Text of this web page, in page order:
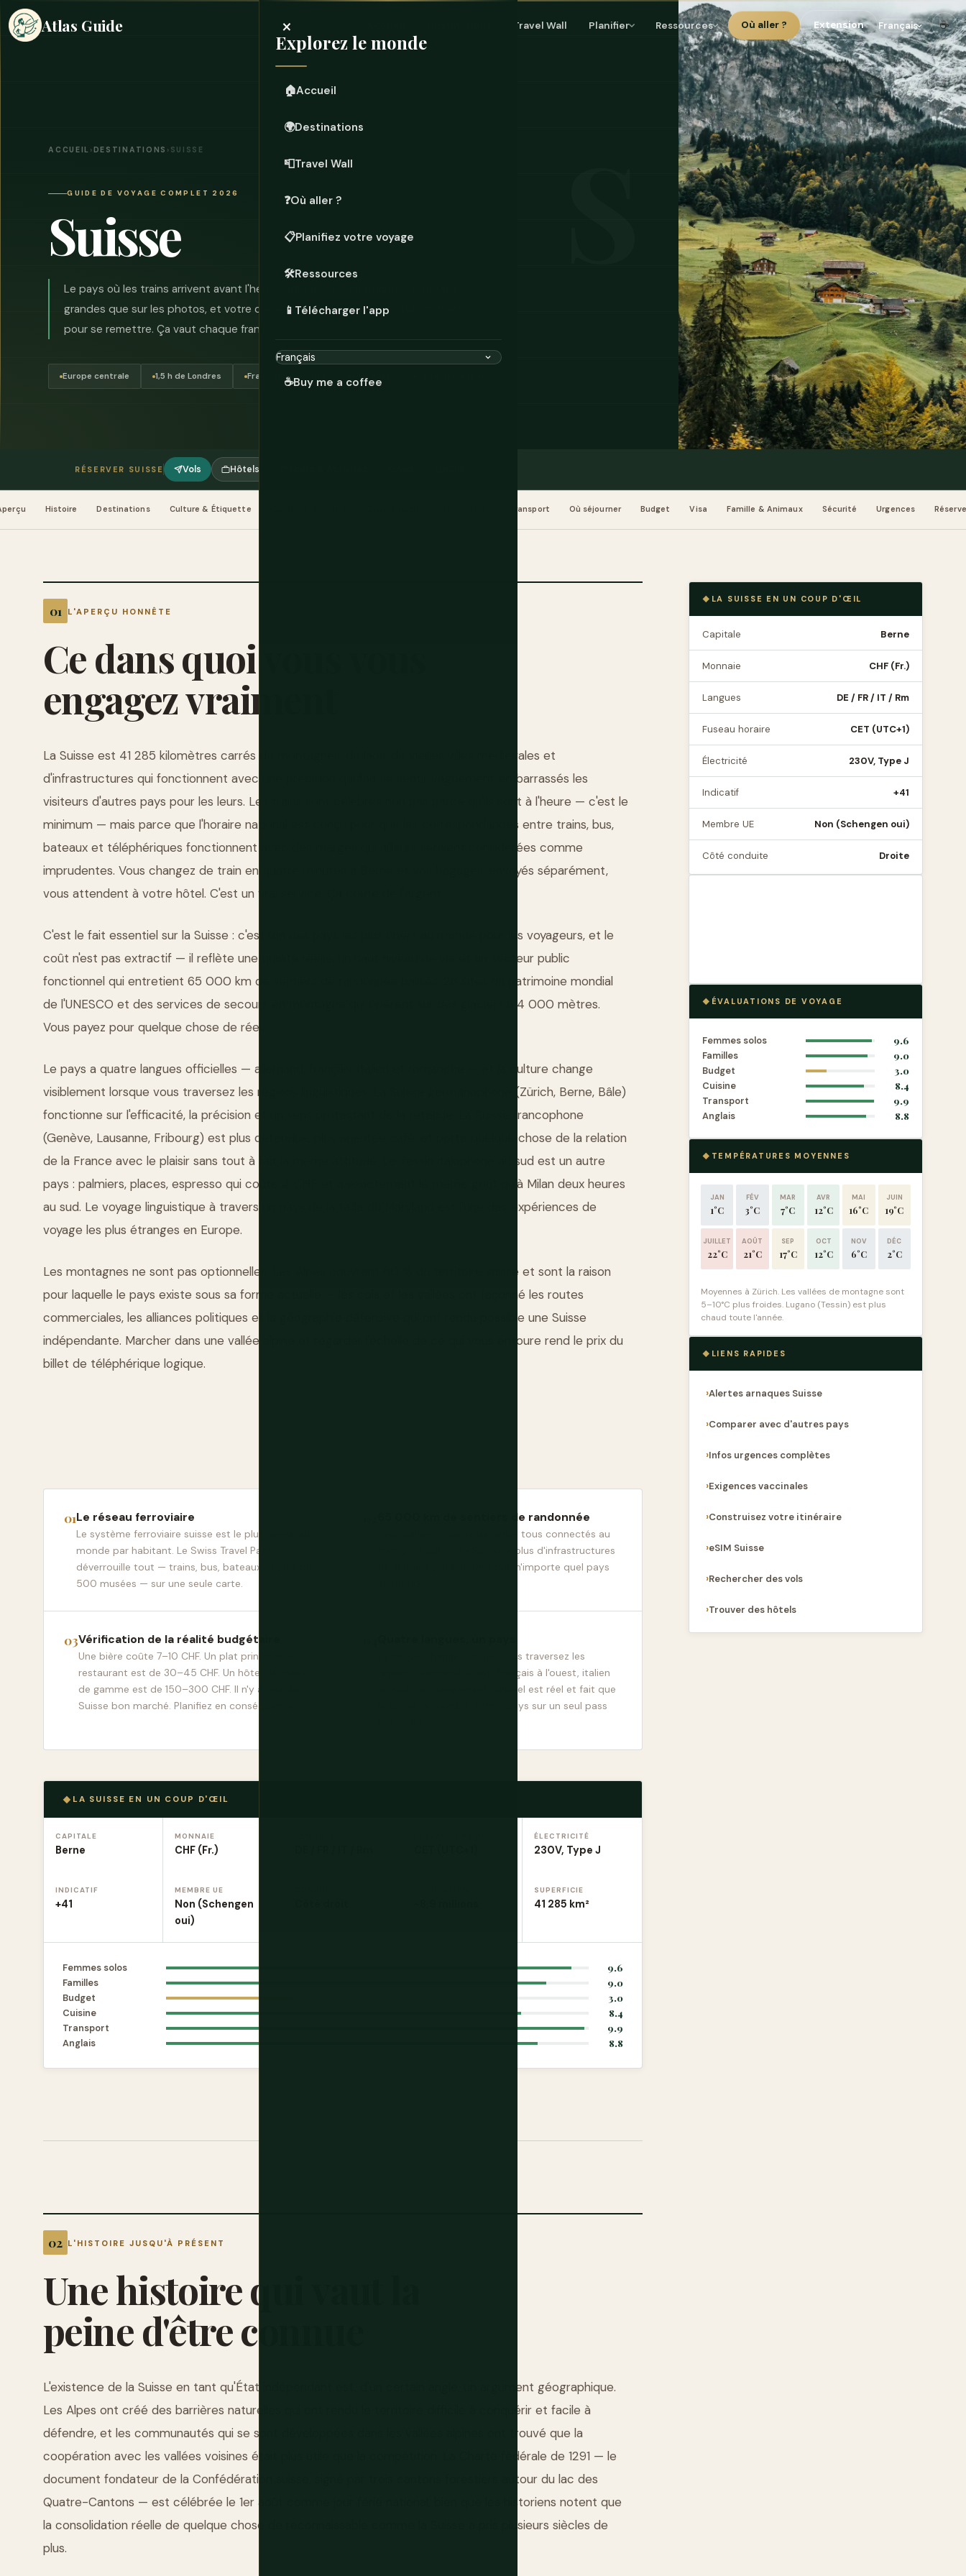
Atlas Guide Travel Wall Planifier Ressources Où aller ? Extension ☕
×
Explorez le monde
🏠Accueil
🌍Destinations
📮Travel Wall
❓Où aller ?
📋Planifiez votre voyage
🛠️Ressources
📱 Télécharger l'app
☕Buy me a coffee
ACCUEIL ›DESTINATIONS › SUISSE
GUIDE DE VOYAGE COMPLET 2026
Suisse
Le pays où les trains arrivent avant l'heure indiquée, les montagnes sont plus
grandes que sur les photos, et votre carte de crédit aura besoin d'un moment
pour se remettre. Ça vaut chaque franc.
Europe centrale 1,5 h de Londres Franc suisse (CHF) 4 langues
RÉSERVER SUISSE Vols Hôtels
Histoire Destinations Culture & Étiquette Transport Où séjourner Budget Visa Famille & Animaux Sécurité Urgences
L'APERÇU HONNÊTE
Cedansquoi
engagezvraiment
La Suisse est 41 285 kilomètres carrés de montagnes, de lacs, de vieilles villes médiévales et
d'infrastructures qui fonctionnent avec une précision qui fait se sentir vaguement embarrassés les
visiteurs d'autres pays pour les leurs. Les trains sont célèbres non pas parce qu'ils sont à l'heure — c'est le
minimum — mais parce que l'horaire national est conçu pour que les correspondances entre trains, bus,
bateaux et téléphériques fonctionnent avec des marges qui ailleurs seraient considérées comme
imprudentes. Vous changez de train en quatre minutes à Berne et vos bagages, envoyés séparément,
vous attendent à votre hôtel. C'est un vrai service. Ça coûte de l'argent.
C'est le fait essentiel sur la Suisse : c'est l'un des pays les plus chers au monde pour les voyageurs, et le
coût n'est pas extractif — il reflète une qualité réelle, un haut niveau de vie et un secteur public
fonctionnel qui entretient 65 000 km de sentiers de randonnée balisés, 26 sites du patrimoine mondial
de l'UNESCO et des services de secours en montagne qui opèrent sur des glaciers à 4 000 mètres.
Vous payez pour quelque chose de réel.
Le pays a quatre langues officielles — allemand, français, italien et romanche — et la culture change
visiblement lorsque vous traversez les régions linguistiques. La Suisse germanophone (Zürich, Berne, Bâle)
fonctionne sur l'efficacité, la précision et un sens protestant de la retenue. La Suisse francophone
(Genève, Lausanne, Fribourg) est plus détendue, plus orientée café, et porte quelque chose de la relation
de la France avec le plaisir sans tout à fait la même attitude. Le Tessin italophone au sud est un autre
pays : palmiers, places, espresso qui coûte 4 CHF et a exactement le même goût qu'à Milan deux heures
au sud. Le voyage linguistique à travers un pays de la taille du Maryland est l'une des expériences de
voyage les plus étranges en Europe.
Les montagnes ne sont pas optionnelles. Les Alpes couvrent 60 % du territoire suisse et sont la raison
pour laquelle le pays existe sous sa forme actuelle — les cols et les vallées ont façonné les routes
commerciales, les alliances politiques et la géographie défensive qui ont rendu possible une Suisse
indépendante. Marcher dans une vallée alpine et regarder l'échelle de ce qui vous entoure rend le prix du
billet de téléphérique logique.
Le réseau ferroviaire
Le système ferroviaire suisse est le plus dense au
monde par habitant. Le Swiss Travel Pass
déverrouille tout — trains, bus, bateaux et plus de
500 musées — sur une seule carte.
65 000 km de sentiers de randonnée
Tous balisés, tous entretenus, tous connectés au
transport public. La Suisse a plus d'infrastructures
de sentiers par habitant que n'importe quel pays
Vérification de la réalité budgétaire
Une bière coûte 7–10 CHF. Un plat principal au
restaurant est de 30–45 CHF. Un hôtel de milieu
de gamme est de 150–300 CHF. Il n'y a pas de
Suisse bon marché. Planifiez en conséquence.
La langue change lorsque vous traversez les
régions. Allemand à l'est, français à l'ouest, italien
au sud. Le changement culturel est réel et fait que
la Suisse ressemble à trois pays sur un seul pass
LA SUISSE EN UN COUP D'ŒIL
CAPITALE
Berne
MONNAIE
CHF (Fr.)
ÉLECTRICITÉ
230V, Type J
INDICATIF
+41
MEMBRE UE
Non (Schengen
oui)
SUPERFICIE
41 285 km²
Femmes solos
9.6
Familles
9.0
Budget
3.0
Cuisine
8.4
Transport
9.9
Anglais
8.8
L'HISTOIRE JUSQU'À PRÉSENT
Unehistoirequi
peined'êtreconnue
L'existence de la Suisse en tant qu'État indépendant est, d'un certain angle, un argument géographique.
Les Alpes ont créé des barrières naturelles qui ont rendu le territoire difficile à conquérir et facile à
défendre, et les communautés qui se sont développées dans les vallées alpines ont trouvé que la
coopération avec les vallées voisines était plus utile que la compétition. La Charte fédérale de 1291 — le
document fondateur de la Confédération suisse, signé par trois cantons forestiers autour du lac des
Quatre-Cantons — est célébrée le 1er août comme jour férié national, bien que les historiens notent que
la consolidation réelle de quelque chose de reconnaissable comme la Suisse a pris plusieurs siècles de
plus.
LA SUISSE EN UN COUP D'ŒIL
Capitale Berne
Monnaie CHF (Fr.)
Langues DE / FR / IT / Rm
Fuseau horaire CET (UTC+1)
Électricité 230V, Type J
Indicatif +41
Membre UE Non (Schengen oui)
Côté conduite Droite
ÉVALUATIONS DE VOYAGE
Femmes solos
9.6
Familles
9.0
Budget
3.0
Cuisine
8.4
Transport
9.9
Anglais
8.8
TEMPÉRATURES MOYENNES
JAN
1°C
FÉV
3°C
MAR
7°C
AVR
12°C
MAI
16°C
JUIN
19°C
JUILLET
22°C
AOÛT
21°C
SEP
17°C
OCT
12°C
NOV
6°C
DÉC
2°C
Moyennes à Zürich. Les vallées de montagne sont
5–10°C plus froides. Lugano (Tessin) est plus
chaud toute l'année.
LIENS RAPIDES
Alertes arnaques Suisse
Comparer avec d'autres pays
Infos urgences complètes
Exigences vaccinales
Construisez votre itinéraire
eSIM Suisse
Rechercher des vols
Trouver des hôtels